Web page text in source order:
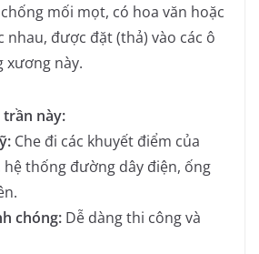
mối mọt, có hoa văn hoặc
nhau, được đặt (thả) vào các ô
xương này.
trần này:
Che đi các khuyết điểm của
thống đường dây điện, ống
chóng: Dễ dàng thi công và